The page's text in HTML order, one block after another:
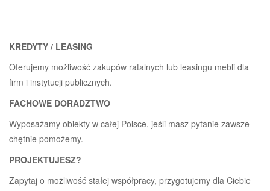
KREDYTY / LEASING
Oferujemy możliwość zakupów ratalnych lub leasingu mebli dla
firm i instytucji publicznych.
FACHOWE DORADZTWO
Wyposażamy obiekty w całej Polsce, jeśli masz pytanie zawsze
chętnie pomożemy.
PROJEKTUJESZ?
Zapytaj o możliwość stałej współpracy, przygotujemy dla Ciebie